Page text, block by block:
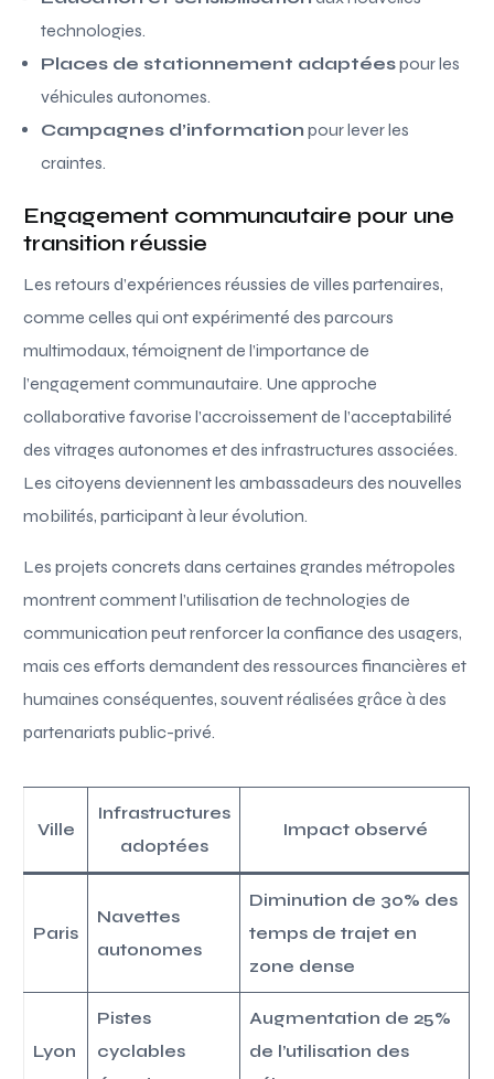
technologies.
Places de stationnement adaptéespour les
véhicules autonomes.
Campagnes d’information pour lever les
craintes.
Engagement communautaire pour une
transition réussie
Les retours d’expériences réussies de villes partenaires,
comme celles qui ont expérimenté des parcours
multimodaux, témoignent de l’importance de
l’engagement communautaire. Une approche
collaborative favorise l’accroissement de l’acceptabilité
des vitrages autonomes et des infrastructures associées.
Les citoyens deviennent les ambassadeurs des nouvelles
mobilités, participant à leur évolution.
Les projets concrets dans certaines grandes métropoles
montrent comment l’utilisation de technologies de
communication peut renforcer la confiance des usagers,
mais ces efforts demandent des ressources financières et
humaines conséquentes, souvent réalisées grâce à des
partenariats public-privé.
Ville
Infrastructures
adoptées
Impact observé
Paris
Navettes
autonomes
Diminution de 30% des
temps de trajet en
zone dense
Lyon
Pistes
cyclables
Augmentation de 25%
de l’utilisation des